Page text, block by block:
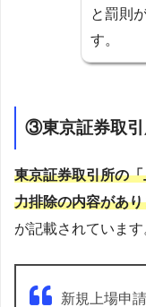
と罰則
す。
③東京証券取引
東京証券取引所の
力排除の内容があ
が記載されています
新規上場申